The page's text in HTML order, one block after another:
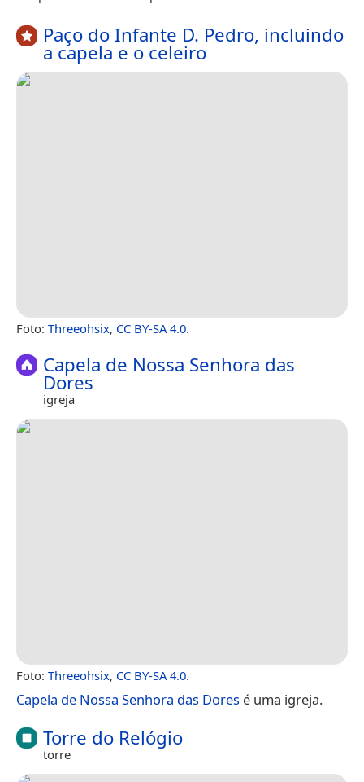
Paço do Infante D. Pedro, incluindo
a capela e o celeiro
Foto: Threeohsix, CC BY-SA 4.0.
Capela de Nossa Senhora das
Dores
igreja
Foto: Threeohsix, CC BY-SA 4.0.
Capela de Nossa Senhora das Dores é uma igreja.
Torre do Relógio
torre